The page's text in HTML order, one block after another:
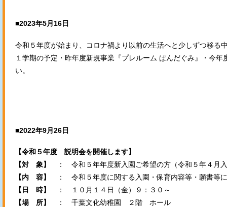
■2023年5月16日
令和５年度が始まり、コロナ禍より以前の生活へと少しずつ移
１学期の予定・昨年度新規事業『プレルーム ぱんだぐみ』・今
い。
■2022年9月26日
【令和５年度 説明会を開催します】
【対 象】
： 令和５年年度新入園ご希望の方（令和５年４月
【内 容】
： 令和５年度に関する入園・保育内容等・願書等
【日 時】
： １０月１４日（金）９：３０～
【場 所】
： 千葉文化幼稚園 ２階 ホール